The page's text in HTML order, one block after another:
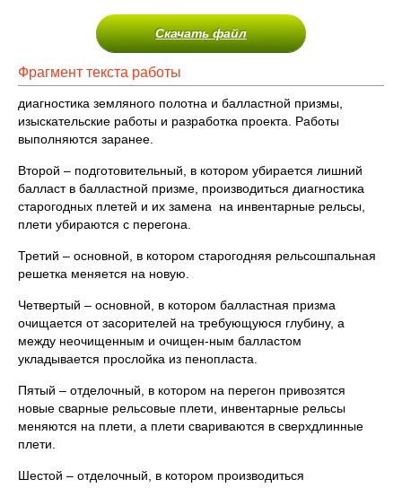
Скачать файл
Фрагмент текста работы
диагностика земляного полотна и балластной призмы,
изыскательские работы и разработка проекта. Работы
выполняются заранее.
Второй – подготовительный, в котором убирается лишний
балласт в балластной призме, производиться диагностика
старогодных плетей и их замена на инвентарные рельсы,
плети убираются с перегона.
Третий – основной, в котором старогодняя рельсошпальная
решетка меняется на новую.
Четвертый – основной, в котором балластная призма
очищается от засорителей на требующуюся глубину, а
между неочищенным и очищен-ным балластом
укладывается прослойка из пенопласта.
Пятый – отделочный, в котором на перегон привозятся
новые сварные рельсовые плети, инвентарные рельсы
меняются на плети, а плети свариваются в сверхдлинные
плети.
Шестой – отделочный, в котором производиться